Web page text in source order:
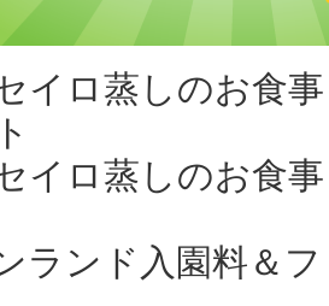
イロ蒸しのお食
イロ蒸しのお食
ランド入園料＆